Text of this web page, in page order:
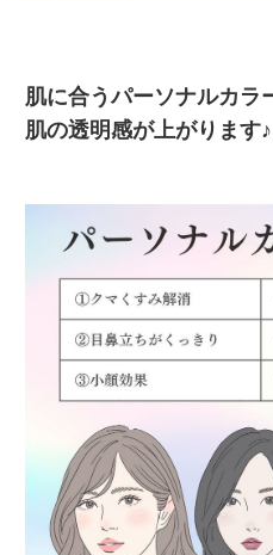
肌に合うパーソナルカラ
肌の透明感が上がります♪